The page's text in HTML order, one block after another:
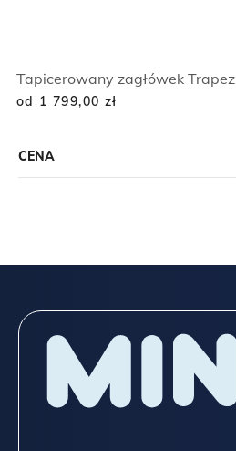
CENA
Tapicerowany zagłówek Trapez
od 1 799,00 zł